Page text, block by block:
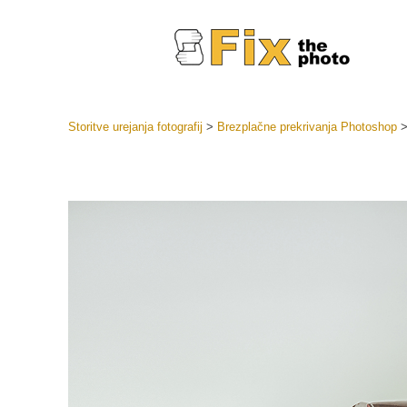
Storitve urejanja fotografij > Brezplačne prekrivanja Photoshop>